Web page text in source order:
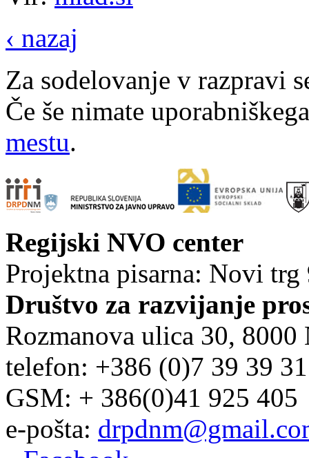
‹ nazaj
Za sodelovanje v razpravi
Če še nimate
mestu.
Regijski NVO center
Projektna pisarna: Novi
Društvo za razvijanje
Rozmanova ulica 30, 8000
telefon: +386 (0)7 39 39
GSM: + 386(0)41 925 405
e-pošta: